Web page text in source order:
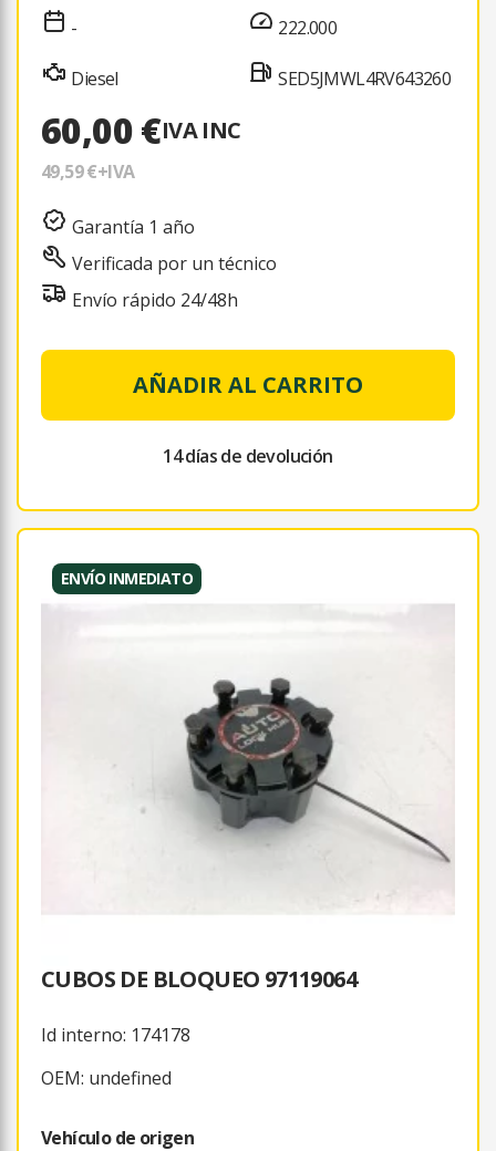
-
Diesel
222.000
SED5JMWL4RV643260
60,00 €IVA INC
49,59 €+IVA
Garantía 1 año
Verificada por un técnico
Envío rápido 24/48h
AÑADIR AL CARRITO
14 días de devolución
ENVÍO INMEDIATO
CUBOS DE BLOQUEO 97119064
Id interno: 174178
OEM: undefined
Vehículo de origen